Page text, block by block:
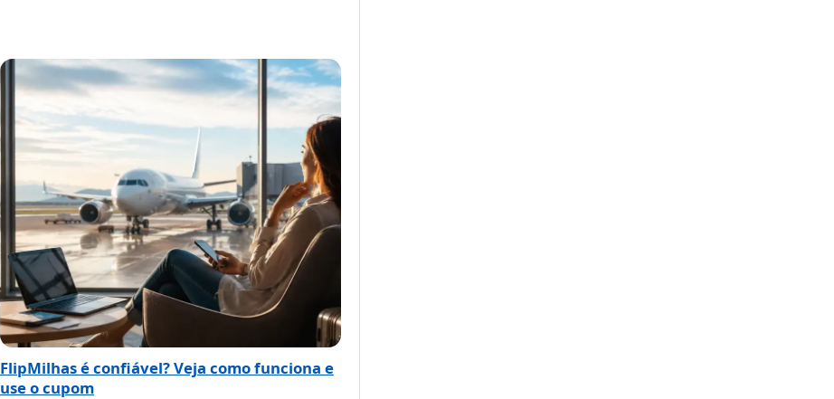
FlipMilhas é confiável? Veja como funciona e
use o cupom